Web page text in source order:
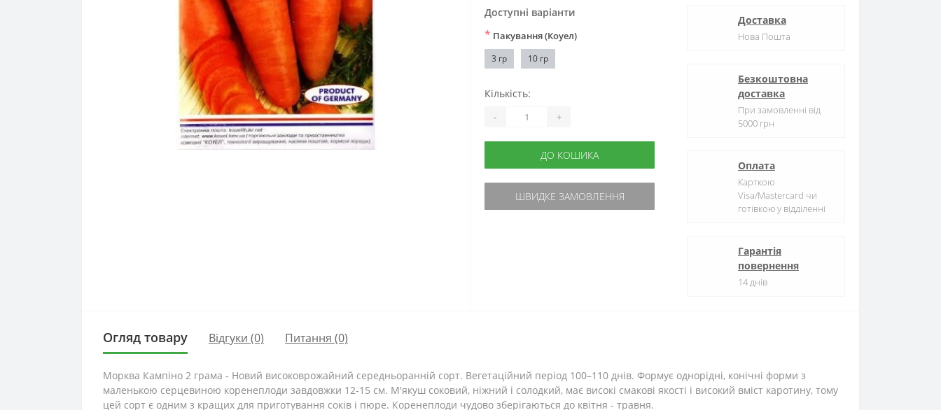
Доступні варіанти
* Пакування (Коуел)
3 гр 10 гр
Кількість:
- +
ДО КОШИКА
ШВИДКЕ ЗАМОВЛЕННЯ
Доставка
Нова Пошта
Безкоштовна
доставка
При замовленні від
5000 грн
Оплата
Карткою
Visa/Mastercard чи
готівкою у відділенні
Гарантія
повернення
14 днів
Огляд товару Відгуки (0) Питання (0)
Морква Кампіно 2 грама - Новий високоврожайний середньоранній сорт. Вегетаційний період 100–110 днів. Формує однорідні, конічні форми з
маленькою серцевиною коренеплоди завдовжки 12-15 см. М'якуш соковий, ніжний і солодкий, має високі смакові якості і високий вміст каротину, тому
цей сорт є одним з кращих для приготування соків і пюре. Коренеплоди чудово зберігаються до квітня - травня.